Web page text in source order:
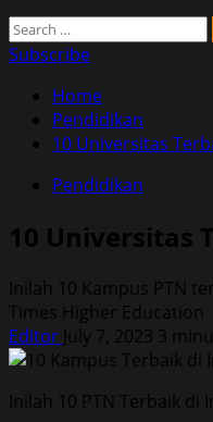
Search
for:
Subscribe
Home
Pendidikan
10 Universitas
Pendidikan
10 Universitas
Inilah 10 Kampus PTN
Times Higher Education
Editor July 7, 2023 3
Inilah 10 PTN Terbaik di